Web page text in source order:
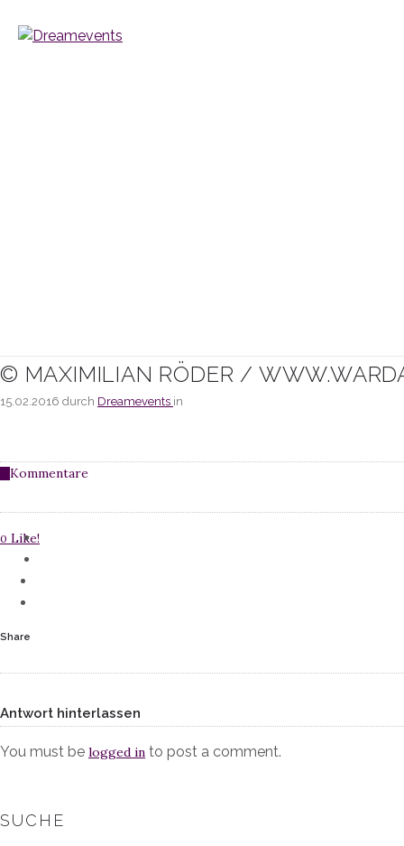
© MAXIMILIAN RÖDER /
15.02.2016 durch Dreamevents in
Kommentare
0 Like!
Share
Antwort hinterlassen
You must be logged in to post a comment.
SUCHE